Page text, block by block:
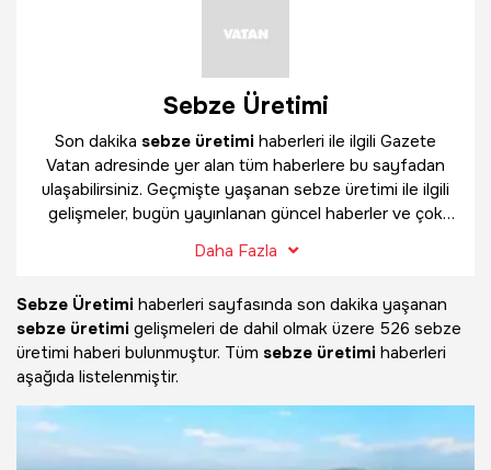
Sebze Üretimi
Son dakika sebze üretimi haberleri ile ilgili Gazete
Vatan adresinde yer alan tüm haberlere bu sayfadan
ulaşabilirsiniz. Geçmişte yaşanan sebze üretimi ile ilgili
gelişmeler, bugün yayınlanan güncel haberler ve çok
bulabilirsiniz.
Daha Fazla
Sebze Üretimi haberleri sayfasında son dakika yaşanan
sebze üretimi gelişmeleri de dahil olmak üzere 526 sebze
üretimi haberi bulunmuştur. Tüm sebze üretimi haberleri
aşağıda listelenmiştir.